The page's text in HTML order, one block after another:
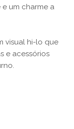
um charme a
visual hi-lo que
e acessórios